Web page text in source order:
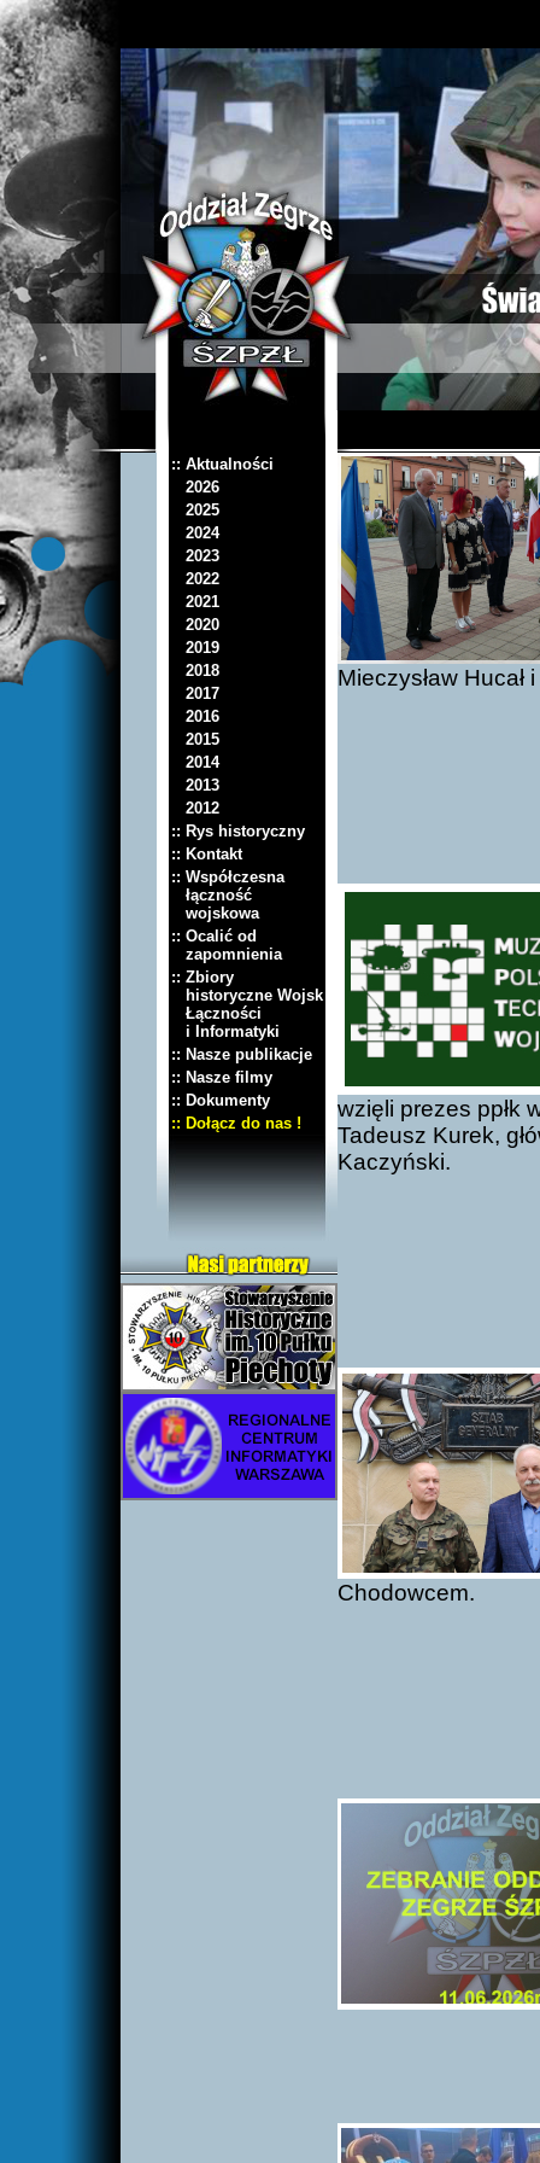
:: Aktualności
2026
2025
2024
2023
2022
2021
2020
2019
2018
2017
2016
2015
2014
2013
2012
:: Rys historyczny
:: Kontakt
:: Współczesna
łączność
wojskowa
:: Ocalić od
zapomnienia
:: Zbiory
historyczne Wojsk
Łączności
i Informatyki
:: Nasze publikacje
:: Nasze filmy
:: Dokumenty
:: Dołącz do nas !
Mieczysław Hucał
wzięli prezes ppłk
Tadeusz Kurek,
Kaczyński.
Chodowcem.